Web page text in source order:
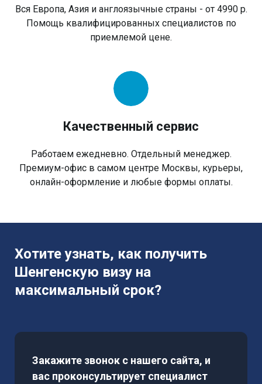
Вся Европа, Азия и англоязычные страны - от 4990 р.
Помощь квалифицированных специалистов по
приемлемой цене.
Качественный сервис
Работаем ежедневно. Отдельный менеджер.
Премиум-офис в самом центре Москвы, курьеры,
онлайн-оформление и любые формы оплаты.
Хотите узнать, как получить
Шенгенскую визу на
максимальный срок?
Закажите звонок с нашего сайта, и
вас проконсультирует специалист